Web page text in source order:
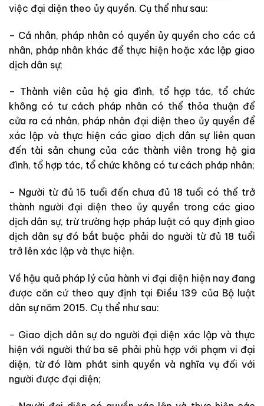
việc đại diện theo ủy quyền. Cụ thể như sau:
– Cá nhân, pháp nhân có quyền ủy quyền cho các cá
nhân, pháp nhân khác để thực hiện hoặc xác lập giao
dịch dân sự;
– Thành viên của hộ gia đình, tổ hợp tác, tổ chức
không có tư cách pháp nhân có thể thỏa thuận để
cửa ra cá nhân, pháp nhân đại diện theo ủy quyền để
xác lập và thực hiện các giao dịch dân sự liên quan
đến tài sản chung của các thành viên trong hộ gia
đình, tổ hợp tác, tổ chức không có tư cách pháp nhân;
– Người từ đủ 15 tuổi đến chưa đủ 18 tuổi có thể trở
thành người đại diện theo ủy quyền trong các giao
dịch dân sự, trừ trường hợp pháp luật có quy định giao
dịch dân sự đó bắt buộc phải do người từ đủ 18 tuổi
trở lên xác lập và thực hiện.
Về hậu quả pháp lý của hành vi đại diện hiện nay đang
được căn cứ theo quy định tại Điều 139 của Bộ luật
dân sự năm 2015. Cụ thể như sau:
– Giao dịch dân sự do người đại diện xác lập và thực
hiện với người thứ ba sẽ phải phù hợp với phạm vi đại
diện, từ đó làm phát sinh quyền và nghĩa vụ đối với
người được đại diện;